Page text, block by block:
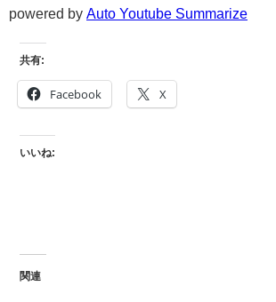
powered by Auto Youtube Summarize
共有:
Facebook X
いいね:
関連